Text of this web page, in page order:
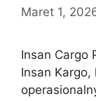
Maret 1,
Insan Cargo
Insan